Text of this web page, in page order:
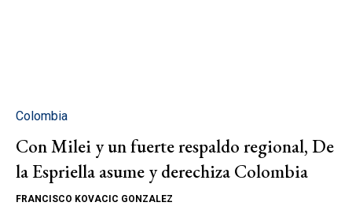
Colombia
Con Milei y un fuerte respaldo regional, De
la Espriella asume y derechiza Colombia
FRANCISCO KOVACIC GONZALEZ